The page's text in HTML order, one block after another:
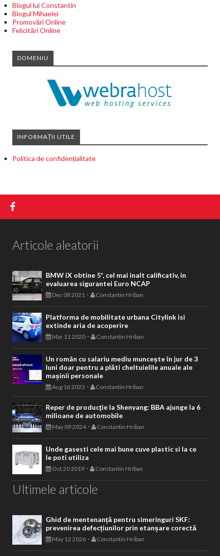
Blogul lui Constantin
Blogul Mihaelei
Promovări Online
Felicitări Online
DOMENIU
INFORMAȚII UTILE
Politica de confidențialitate
Articole aleatorii
BMW iX obtine 5*, cel mai inalt calificativ, in
evaluarea sigurantei Euro NCAP
Dec 08 2021 - Constantin Hriban
Platforma de mobilitate urbana Citylink isi
extinde aria de acoperire
Mar 11 2020 - Constantin Hriban
Un român cu salariu mediu muncește în jur de 3
luni doar pentru a plăti cheltuielile anuale ale
mașinii personale
Aug 16 2023 - Constantin Hriban
Reper de producţie la Shenyang: BBA ajunge la 6
milioane de automobile
May 09 2024- Constantin Hriban
Unde gasesti cele mai bune cuve plastic si la ce
le poti utiliza
Oct 20 2019 - Constantin Hriban
Ultimele articole
Ghid de mentenanță pentru simeringuri SKF:
prevenirea defecțiunilor prin etanșare corectă
May 12 2026 - Constantin Hriban